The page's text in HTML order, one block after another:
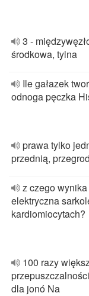
3 -
środkowa, tylna
Ile gałazek
odnoga pęczka
prawa tylko
przednią,
z czego
elektryczna
kardiomiocytach?
100 razy
dla jonó Na